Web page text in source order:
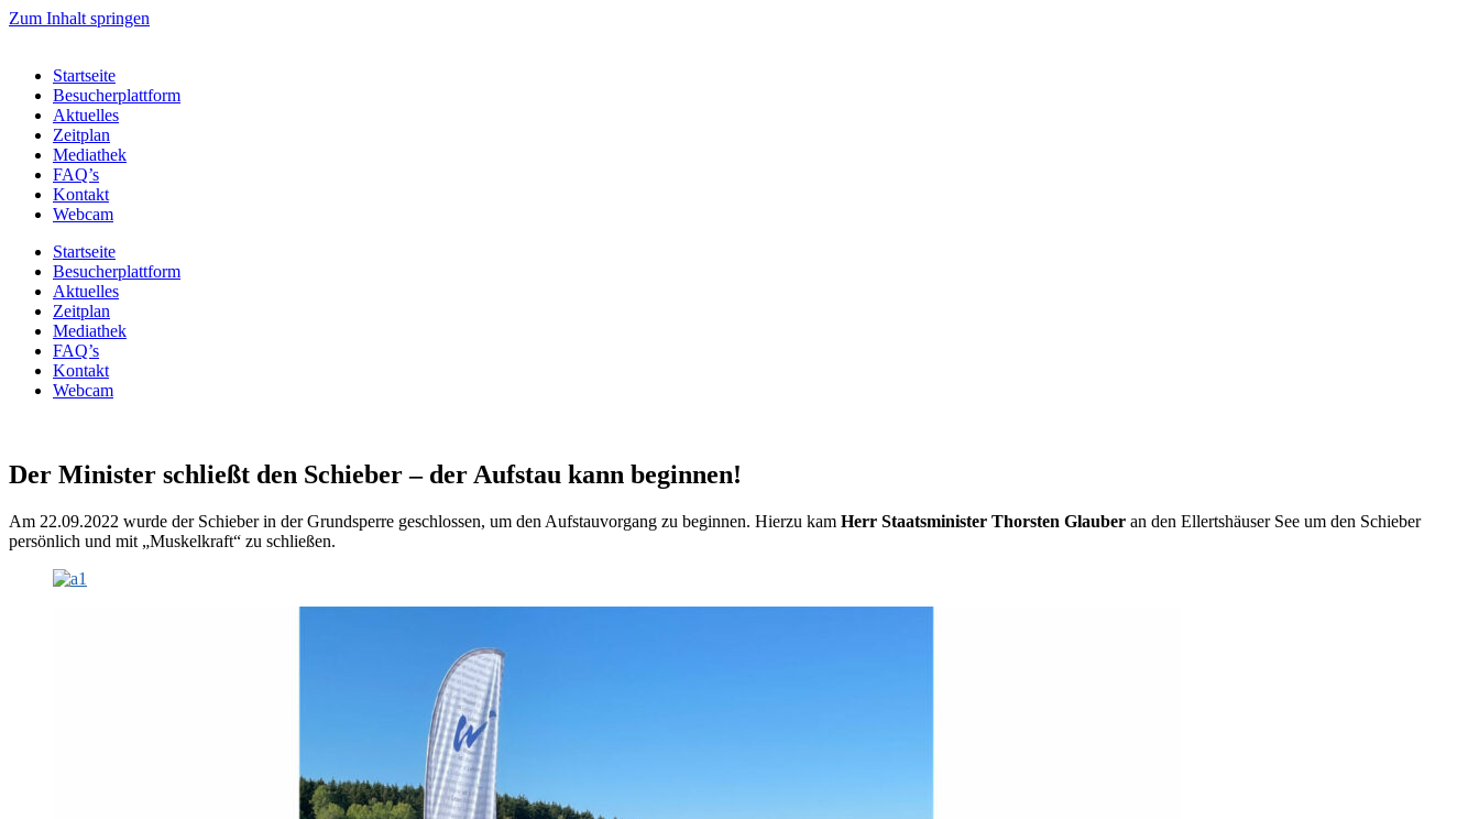
Zum Inhalt springen
Startseite
Besucherplattform
Aktuelles
Zeitplan
Mediathek
FAQ’s
Kontakt
Webcam
Startseite
Besucherplattform
Aktuelles
Zeitplan
Mediathek
FAQ’s
Kontakt
Webcam
Der Minister schließt den Schieber – der Aufstau kann beginnen!
Am 22.09.2022 wurde der Schieber in der Grundsperre geschlossen, um den Aufstauvorgang zu beginnen. Hierzu kam Herr Staatsminister Thorsten Glauber an den Ellertshäuser See um den Schieber
persönlich und mit „Muskelkraft“ zu schließen.